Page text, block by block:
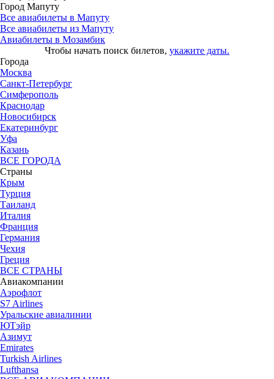
Город Мапуту
Все авиабилеты в Мапуту
Все авиабилеты из Мапуту
Авиабилеты в Мозамбик
Чтобы начать поиск билетов, укажите даты.
Города
Москва
Санкт-Петербург
Симферополь
Краснодар
Новосибирск
Екатеринбург
Уфа
Казань
ВСЕ ГОРОДА
Страны
Крым
Турция
Таиланд
Италия
Франция
Германия
Чехия
Греция
ВСЕ СТРАНЫ
Авиакомпании
Аэрофлот
S7 Airlines
Уральские авиалинии
ЮТэйр
Азимут
Emirates
Turkish Airlines
Lufthansa